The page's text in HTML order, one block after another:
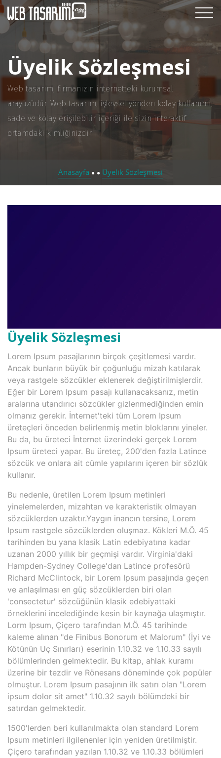
Üyelik Sözleşmesi
Web tasarım, firmanızın internetteki kurumsal
arayüzüdür. Web tasarım, işlevsel yönden kolay kullanımı,
sade ve kolay erişilebilir içeriği ile sizin interaktif
ortamdaki kimliğinizdir.
Anasayfa ● ● Üyelik Sözleşmesi
Üyelik Sözleşmesi
Lorem Ipsum pasajlarının birçok çeşitlemesi vardır.
Ancak bunların büyük bir çoğunluğu mizah katılarak
veya rastgele sözcükler eklenerek değiştirilmişlerdir.
Eğer bir Lorem Ipsum pasajı kullanacaksanız, metin
aralarına utandırıcı sözcükler gizlenmediğinden emin
olmanız gerekir. İnternet'teki tüm Lorem Ipsum
üreteçleri önceden belirlenmiş metin bloklarını yineler.
Bu da, bu üreteci İnternet üzerindeki gerçek Lorem
Ipsum üreteci yapar. Bu üreteç, 200'den fazla Latince
sözcük ve onlara ait cümle yapılarını içeren bir sözlük
kullanır.
Bu nedenle, üretilen Lorem Ipsum metinleri
yinelemelerden, mizahtan ve karakteristik olmayan
sözcüklerden uzaktır.Yaygın inancın tersine, Lorem
Ipsum rastgele sözcüklerden oluşmaz. Kökleri M.Ö. 45
tarihinden bu yana klasik Latin edebiyatına kadar
uzanan 2000 yıllık bir geçmişi vardır. Virginia'daki
Hampden-Sydney College'dan Latince profesörü
Richard McClintock, bir Lorem Ipsum pasajında geçen
ve anlaşılması en güç sözcüklerden biri olan
'consectetur' sözcüğünün klasik edebiyattaki
örneklerini incelediğinde kesin bir kaynağa ulaşmıştır.
Lorm Ipsum, Çiçero tarafından M.Ö. 45 tarihinde
kaleme alınan "de Finibus Bonorum et Malorum" (İyi ve
Kötünün Uç Sınırları) eserinin 1.10.32 ve 1.10.33 sayılı
bölümlerinden gelmektedir. Bu kitap, ahlak kuramı
üzerine bir tezdir ve Rönesans döneminde çok popüler
olmuştur. Lorem Ipsum pasajının ilk satırı olan "Lorem
ipsum dolor sit amet" 1.10.32 sayılı bölümdeki bir
satırdan gelmektedir.
1500'lerden beri kullanılmakta olan standard Lorem
Ipsum metinleri ilgilenenler için yeniden üretilmiştir.
Çiçero tarafından yazılan 1.10.32 ve 1.10.33 bölümleri